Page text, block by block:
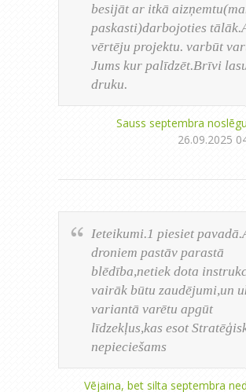
besijāt ar itkā
paskasti)darbojoties
vērtēju projektu. varbūt
Jums kur palīdzēt.Brīvi
druku.
Sauss septembra
26.09.2025
Ieteikumi.1 piesiet
droniem pastāv parastā
blēdība,netiek dota
vairāk būtu zaudējumi,un
variantā varētu apgūt
līdzekļus,kas esot
nepieciešams
Vējaina, bet silta septembra